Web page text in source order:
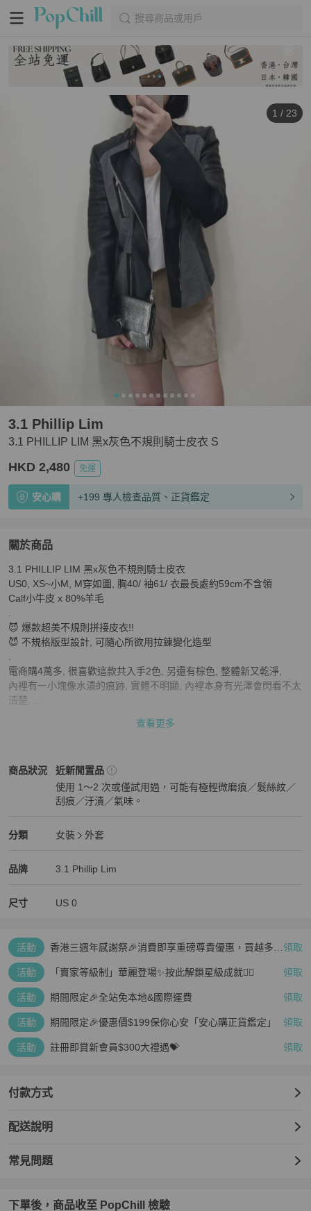
搜尋商品或用戶
1 / 23
3.1 PHILLIP LIM 黑x灰色不規則騎士皮衣 S
3.1 Phillip Lim
HKD 2,480 免運
安心購 +199 專人檢查品質、正貨鑑定
關於商品
關於3.1 PHILLIP LIM 黑x灰色不規則騎士皮衣 S
3.1 PHILLIP LIM 黑x灰色不規則騎士皮衣
US0, XS~小M, M穿如圖, 胸40/ 袖61/ 衣最長處約59cm不含領
Calf小牛皮 x 80%羊毛
😈 爆款超美不規則拼接皮衣!!
😈 不規格版型設計, 可隨心所欲用拉鍊變化造型
電商購4萬多, 很喜歡這款共入手2色, 另還有棕色, 整體新又乾淨,
內裡有一小塊像水漬的痕跡, 實體不明顯, 內裡本身有光澤會閃看不太
清楚,
查看更多
商品狀況
3.1 Phillip Lim女裝商品狀態與細節
近新閒置品
使用 1～2 次或僅試用過，可能有極輕微磨痕／髮絲紋／
刮痕／汙漬／氣味。
分類
3.1 Phillip Lim女裝分類資訊
女裝
外套
品牌
3.1 Phillip Lim 精品女裝品牌介紹
3.1 Phillip Lim
3.1 Phillip Lim 推薦清單
尺寸 US 0
活動
香港三週年感謝祭🎉消費即享重磅尊貴優惠，買越多、 領取
活動 「賣家等級制」華麗登場✨按此解鎖星級成就👆🏻 領取
活動 期間限定🎉全站免本地&國際運費 領取
活動 期間限定🎉優惠價$199保你心安「安心購正貨鑑定」 領取
活動 註冊即賞新會員$300大禮遇💝 領取
付款方式
配送說明
常見問題
下單後，商品收至 PopChill 檢驗